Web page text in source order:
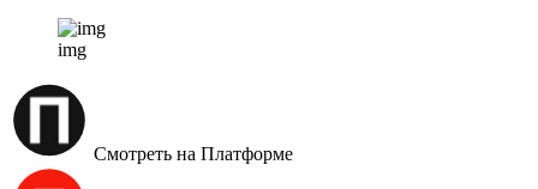
img
Смотреть на Платформе